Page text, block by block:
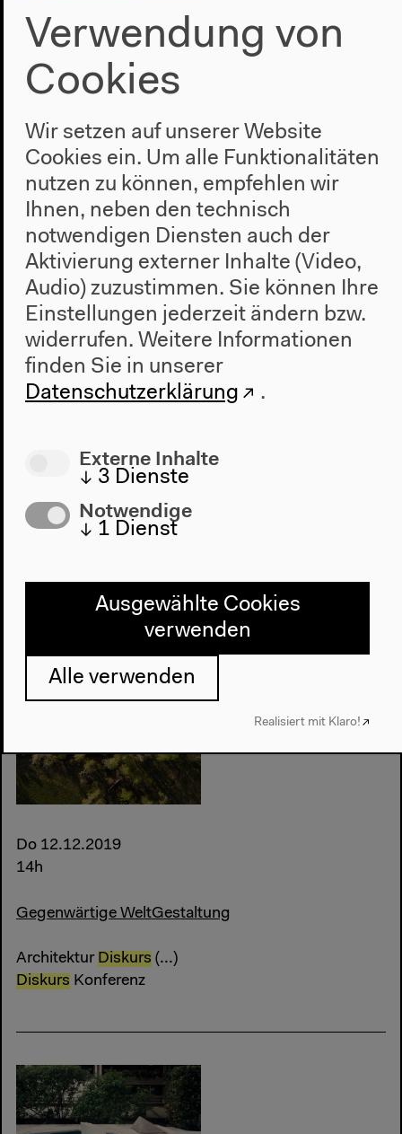
Mo 9.10.2017
19h
Salon für Ästhetische Experimente
Diskurs (...)
DiskursVortrag
Salon für ästhetische Experimente
Di 10.10.2017
Climate Engineering in the Wake of Paris
Gespräch
Do 12.12.2019
14h
Gegenwärtige WeltGestaltung
Architektur Diskurs (...)
Diskurs Konferenz
Verwendung von
Cookies
Wir setzen auf unserer Website
Cookies ein. Um alle Funktionalitäten
nutzen zu können, empfehlen wir
Ihnen, neben den technisch
notwendigen Diensten auch der
Aktivierung externer Inhalte (Video,
Audio) zuzustimmen. Sie können Ihre
Einstellungen jederzeit ändern bzw.
widerrufen. Weitere Informationen
finden Sie in unserer
Datenschutzerklärung
.
Externe Inhalte
↓ 3 Dienste
Notwendige
↓ 1 Dienst
Ausgewählte Cookies
verwenden
Alle verwenden
Realisiert mit Klaro!